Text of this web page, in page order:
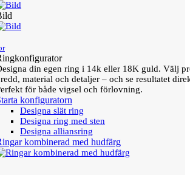
din egen ring i 14k eller 18K guld. Välj
material och detaljer – och se resultatet
för både vigsel och förlovning.
konfiguratorn
Designa slät ring
Designa ring med sten
Designa alliansring
kombinerad med hudfärg